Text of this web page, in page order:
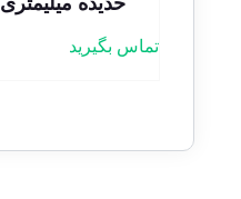
تماس بگیرید